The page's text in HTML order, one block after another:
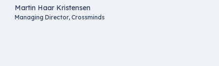
Martin Haar Kristensen
Managing Director, Crossminds